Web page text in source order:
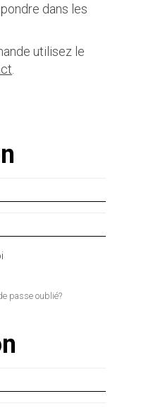
dans les
utilisez le
passe oublié?